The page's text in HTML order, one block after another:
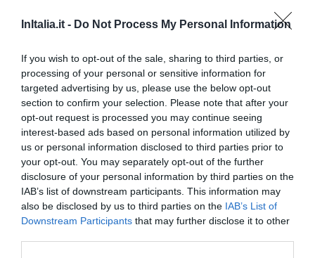
InItalia.it - Do Not Process My Personal Information
If you wish to opt-out of the sale, sharing to third parties, or
processing of your personal or sensitive information for
targeted advertising by us, please use the below opt-out
section to confirm your selection. Please note that after your
opt-out request is processed you may continue seeing
interest-based ads based on personal information utilized by
us or personal information disclosed to third parties prior to
your opt-out. You may separately opt-out of the further
disclosure of your personal information by third parties on the
IAB’s list of downstream participants. This information may
also be disclosed by us to third parties on the IAB’s List of
Downstream Participants that may further disclose it to other
человек
ТАРИФЫ
человек
ТАРИФЫ
Семейный номер (2 взрослых + 1
ребенок)
3
ПОКАЗАТЬ
ТАРИФЫ
Семейный номер (2 взрослых + 2
ребенка)
4
ПОКАЗАТЬ
ТАРИФЫ
Отель предлагает 54 номера различных категорий (двухместных или
Suite) и 9 апартаментов, отделанных ценными породами мрамора, с
ванной комнатой, большими окнами и террасами с видом на море или
Апуанские Альпы.
Свободные номера: Двухместный с двуспальной кроватью,
Двухместный для одноместного размещения, Двухместный Suite с
двуспальной кроватью, Трехместный Suite, Четырехместный Suite,